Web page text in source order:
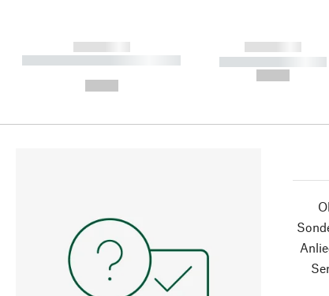
------------
----------- ----------- ----------
------------
----------- -----------